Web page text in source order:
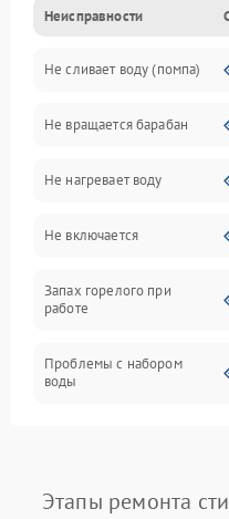
Электропитание
Водоснабжение
Слив
Программное
Неисправности
Не сливает воду (помпа)
Не вращается барабан
Не нагревает воду
Не включается
Запах горелого при
работе
Проблемы с набором
воды
Замена платы управления
Этапы ремонта